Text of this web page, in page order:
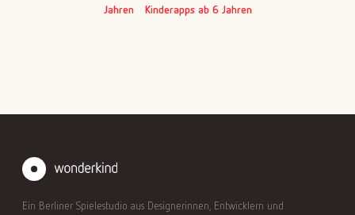
Jahren
Kinderapps ab 6 Jahren
Ein Berliner Spielestudio aus Designerinnen, Entwicklern und